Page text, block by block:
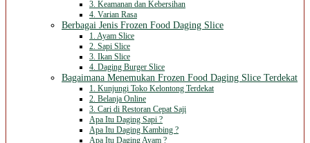
3. Keamanan dan Kebersihan
4. Varian Rasa
Berbagai Jenis Frozen Food Daging Slice
1. Ayam Slice
2. Sapi Slice
3. Ikan Slice
4. Daging Burger Slice
Bagaimana Menemukan Frozen Food Daging Slice Terdekat
1. Kunjungi Toko Kelontong Terdekat
2. Belanja Online
3. Cari di Restoran Cepat Saji
Apa Itu Daging Sapi ?
Apa Itu Daging Kambing ?
Apa Itu Daging Ayam ?